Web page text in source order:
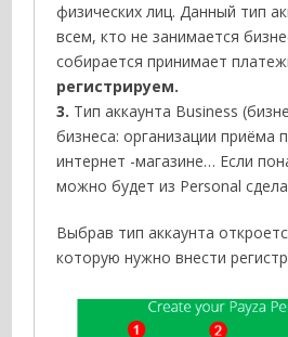
физических лиц. Данный тип
всем, кто не занимается
собирается принимает
регистрируем.
3. Тип аккаунта Business
бизнеса: организации приёма
интернет -магазине… Если
можно будет из Рersonal
Выбрав тип аккаунта
которую нужно внести